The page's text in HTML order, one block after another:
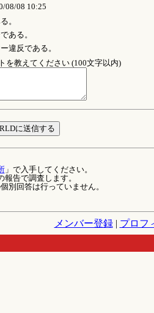
08/08 10:25
。
ある。
違反である。
を教えてください (100文字以内)
」で入手してください。
告で調査します。
別回答は行っていません。
メンバー登録| プロフ